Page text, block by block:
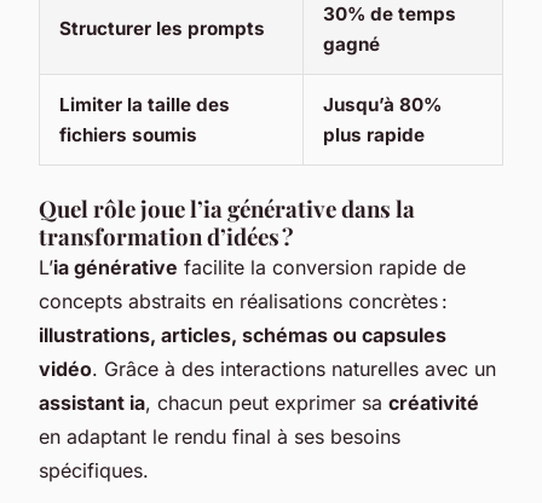
Structurer les prompts
30% de temps
gagné
Limiter la taille des
fichiers soumis
Jusqu’à 80%
plus rapide
Quel rôle joue l’ia générative dans la
transformation d’idées ?
L’ia générative facilite la conversion rapide de
concepts abstraits en réalisations concrètes :
illustrations, articles, schémas ou capsules
vidéo. Grâce à des interactions naturelles avec un
assistant ia, chacun peut exprimer sa créativité
en adaptant le rendu final à ses besoins
spécifiques.